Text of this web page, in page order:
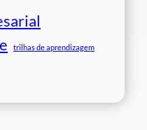
trilhas de aprendizagem